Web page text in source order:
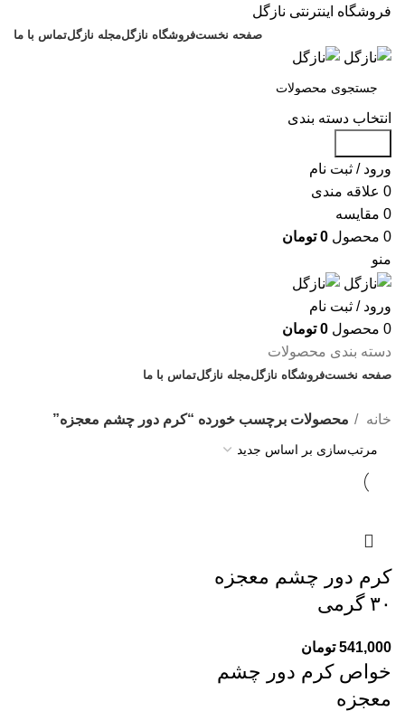
فروشگاه اینترنتی نازگل
صفحه نخستفروشگاه نازگلمجله نازگلتماس با ما
انتخاب دسته بندی
ورود / ثبت نام
0 علاقه مندی
0 مقایسه
0 محصول 0 تومان
منو
ورود / ثبت نام
0 محصول 0 تومان
دسته بندی محصولات
صفحه نخستفروشگاه نازگلمجله نازگلتماس با ما
خانه محصولات برچسب خورده “کرم دور چشم معجزه”
کرم دور چشم معجزه
۳۰ گرمی
541,000 تومان
خواص کرم دور چشم
معجزه